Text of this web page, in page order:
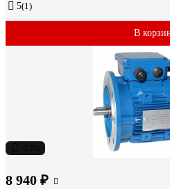
5(1)
В
8 940 ₽